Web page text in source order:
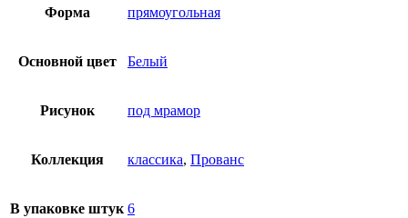
Форма прямоугольная
Основной цвет Белый
Рисунок под мрамор
Коллекция классика, Прованс
В упаковке штук 6